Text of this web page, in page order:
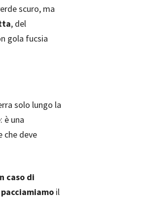
scuro, ma
, del
gola fucsia
solo lungo la
: è una
che deve
caso di
pacciamiamo il